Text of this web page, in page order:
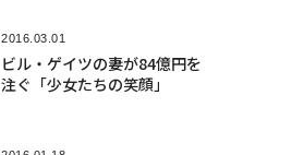
2016.03.01
ビル・ゲイツの妻が84億円を
注ぐ「少女たちの笑顔」